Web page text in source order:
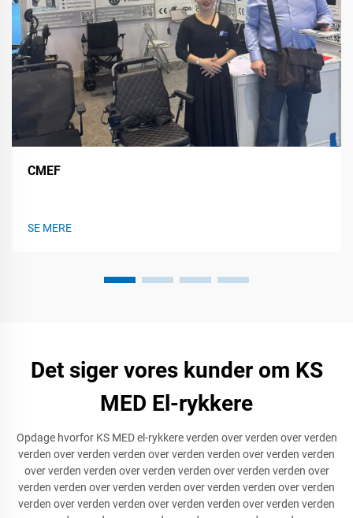
CMEF
SE MERE
Det siger vores kunder om KS
MED El-rykkere
Opdage hvorfor KS MED el-rykkere verden over verden over verden
verden over verden verden over verden verden over verden verden
over verden verden over verden verden over verden verden over
verden verden over verden verden over verden verden over verden
verden over verden verden over verden verden over verden verden